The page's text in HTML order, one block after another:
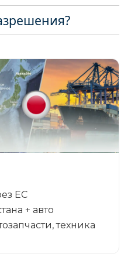
ЕС
+ авто
техника